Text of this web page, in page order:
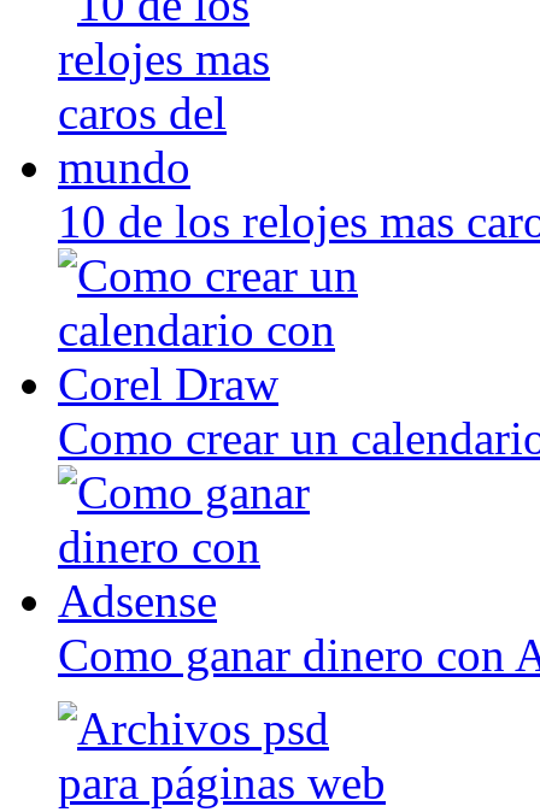
10 de los relojes mas
Como crear un
Como ganar dinero con